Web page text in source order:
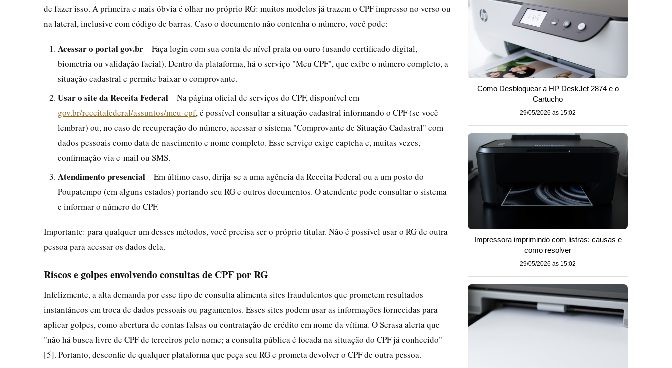
de fazer isso. A primeira e mais óbvia é olhar no próprio RG: muitos modelos já trazem o CPF impresso no verso ou
na lateral, inclusive com código de barras. Caso o documento não contenha o número, você pode:
Acessar o portal gov.br– Faça login com sua conta de nível prata ou ouro (usando certificado digital,
biometria ou validação facial). Dentro da plataforma, há o serviço "Meu CPF", que exibe o número completo, a
situação cadastral e permite baixar o comprovante.
Usar o site da Receita Federal– Na página oficial de serviços do CPF, disponível em
gov.br/receitafederal/assuntos/meu-cpf, é possível consultar a situação cadastral informando o CPF (se você
lembrar) ou, no caso de recuperação do número, acessar o sistema "Comprovante de Situação Cadastral" com
dados pessoais como data de nascimento e nome completo. Esse serviço exige captcha e, muitas vezes,
confirmação via e-mail ou SMS.
Atendimento presencial– Em último caso, dirija-se a uma agência da Receita Federal ou a um posto do
Poupatempo (em alguns estados) portando seu RG e outros documentos. O atendente pode consultar o sistema
e informar o número do CPF.
Importante: para qualquer um desses métodos, você precisa ser o próprio titular. Não é possível usar o RG de outra
pessoa para acessar os dados dela.
Riscos e golpes envolvendo consultas de CPF por RG
Infelizmente, a alta demanda por esse tipo de consulta alimenta sites fraudulentos que prometem resultados
instantâneos em troca de dados pessoais ou pagamentos. Esses sites podem usar as informações fornecidas para
aplicar golpes, como abertura de contas falsas ou contratação de crédito em nome da vítima. O Serasa alerta que
"não há busca livre de CPF de terceiros pelo nome; a consulta pública é focada na situação do CPF já conhecido"
[5]. Portanto, desconfie de qualquer plataforma que peça seu RG e prometa devolver o CPF de outra pessoa.
Como Desbloquear a HP DeskJet 2874 e o
Cartucho
29/05/2026 às 15:02
Impressora imprimindo com listras: causas e
como resolver
29/05/2026 às 15:02